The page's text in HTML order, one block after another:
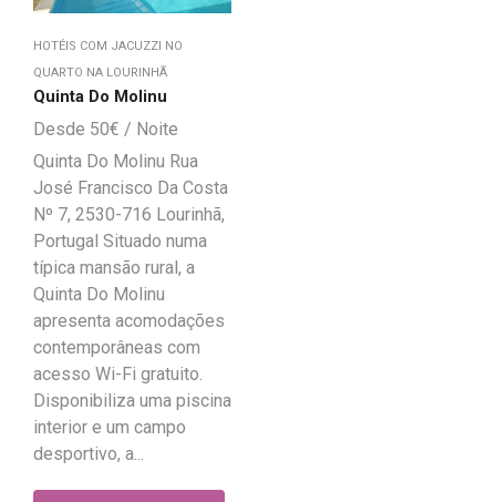
HOTÉIS COM JACUZZI NO
QUARTO NA LOURINHÃ
Quinta Do Molinu
50€
Quinta Do Molinu Rua
José Francisco Da Costa
Nº 7, 2530-716 Lourinhã,
Portugal Situado numa
típica mansão rural, a
Quinta Do Molinu
apresenta acomodações
contemporâneas com
acesso Wi-Fi gratuito.
Disponibiliza uma piscina
interior e um campo
desportivo, a...